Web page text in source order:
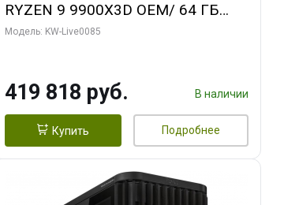
RYZEN 9 9900X3D OEM/ 64 ГБ
ОЗУ/ ASUS RTX5080 PROART OC
Модель: KW-Live0085
419 818 руб. В наличии
Купить Подробнее